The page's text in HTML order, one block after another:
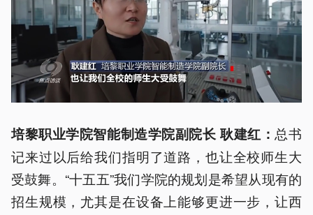
培黎职业学院智能制造学院副院长 耿建红：总书
记来过以后给我们指明了道路，也让全校师生大
受鼓舞。“十五五”我们学院的规划是希望从现有的
招生规模，尤其是在设备上能够更进一步，让西